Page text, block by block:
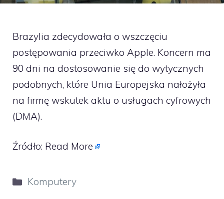
Brazylia zdecydowała o wszczęciu
postępowania przeciwko Apple. Koncern ma
90 dni na dostosowanie się do wytycznych
podobnych, które Unia Europejska nałożyła
na firmę wskutek aktu o usługach cyfrowych
(DMA).
Źródło: Read More
Kategorie
Komputery